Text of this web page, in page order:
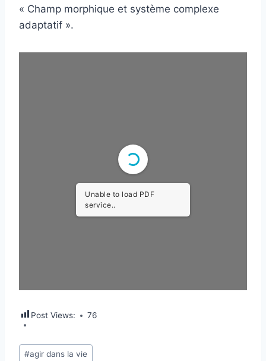
« Champ morphique et système complexe
adaptatif ».
Unable to load PDF
service..
Post Views: 76
#agir dans la vie